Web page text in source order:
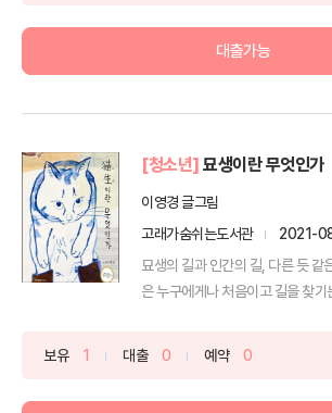
대출가능
[청소년] 묘생이란 무엇인가
이영경 글그림
고래가숨쉬는도서관
2021-
묘생의 길과 인간의 길, 다른 듯 같
은 누구에게나 처음이고 길을 찾기
보유 1 대출 0 예약 0